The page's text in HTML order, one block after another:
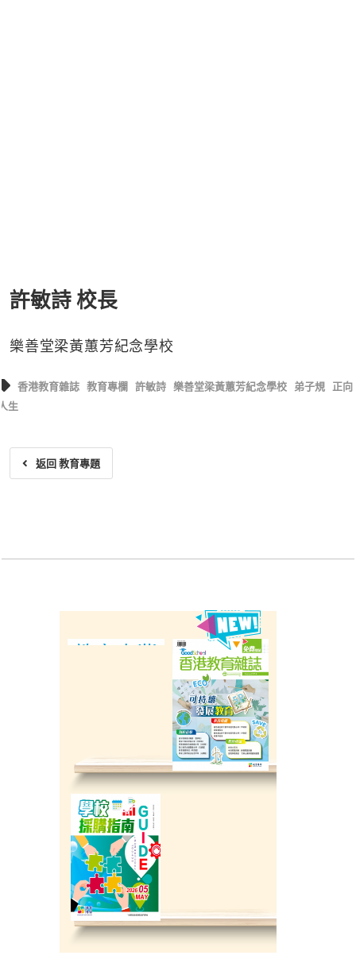
許敏詩 校長
樂善堂梁黃蕙芳紀念學校
香港教育雜誌 教育專欄 許敏詩 樂善堂梁黃蕙芳紀念學校 弟子規 正向
生
返回 教育專題